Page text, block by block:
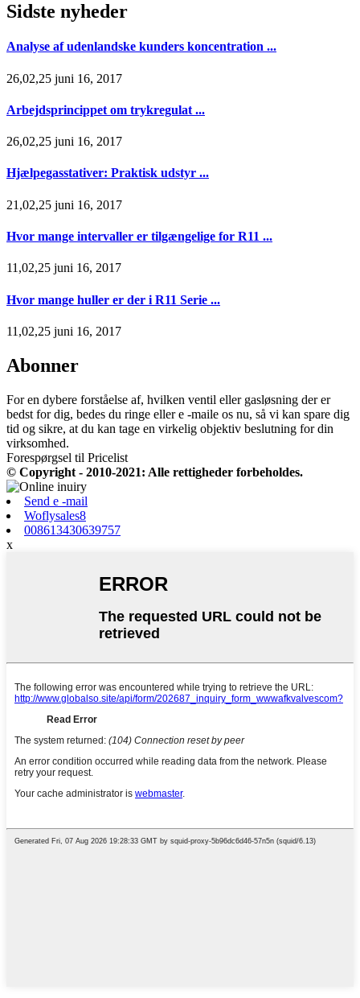
Sidste nyheder
Analyse af udenlandske kunders koncentration ...
26,02,25 juni 16, 2017
Arbejdsprincippet om trykregulat ...
26,02,25 juni 16, 2017
Hjælpegasstativer: Praktisk udstyr ...
21,02,25 juni 16, 2017
Hvor mange intervaller er tilgængelige for R11 ...
11,02,25 juni 16, 2017
Hvor mange huller er der i R11 Serie ...
11,02,25 juni 16, 2017
Abonner
For en dybere forståelse af, hvilken ventil eller gasløsning der er
bedst for dig, bedes du ringe eller e -maile os nu, så vi kan spare dig
tid og sikre, at du kan tage en virkelig objektiv beslutning for din
virksomhed.
Forespørgsel til Pricelist
© Copyright - 2010-2021: Alle rettigheder forbeholdes.
Send e -mail
Woflysales8
008613430639757
x